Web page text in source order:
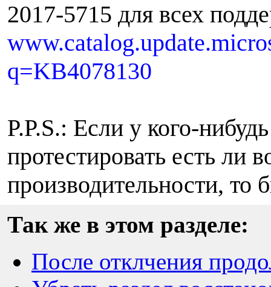
2017-5715 для всех
q=KB4078130
P.P.S.: Если у кого-
протестировать есть ли
производительности, то
Так же в этом разделе:
После отклчения